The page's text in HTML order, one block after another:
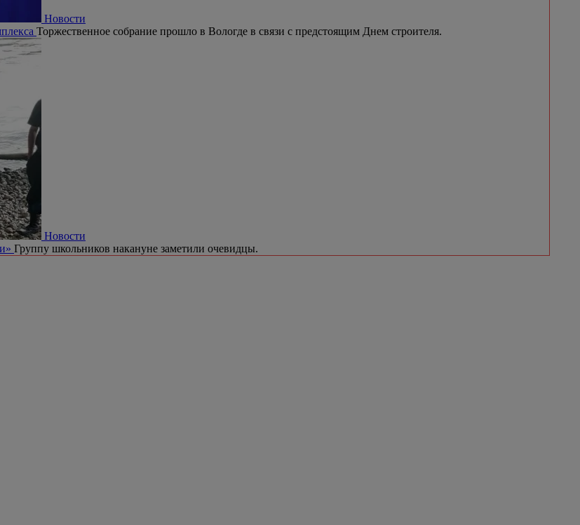
Новости
Торжественное собрание прошло в Вологде в связи с предстоящим Днем строителя.
Новости
Группу школьников накануне заметили очевидцы.